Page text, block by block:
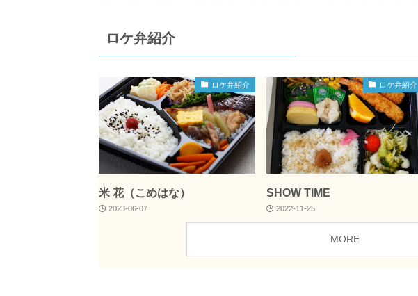
ロケ弁紹介
ロケ弁紹介
米 花（こめはな）
2023-06-07
ロケ弁紹介
SHOW TIME
2022-11-25
MORE